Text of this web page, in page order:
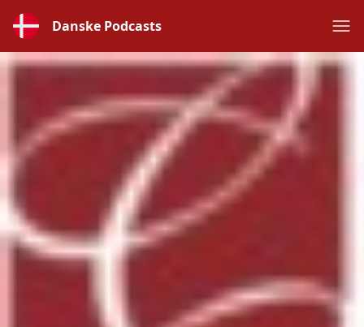
Danske Podcasts